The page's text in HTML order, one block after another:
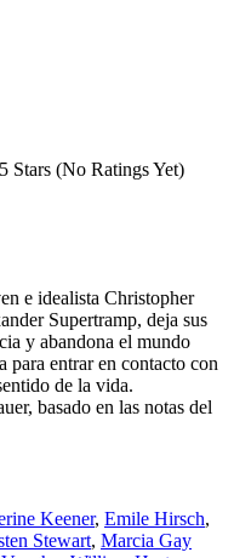
(No Ratings Yet)
e idealista Christopher
Supertramp, deja sus
y abandona el mundo
entrar en contacto con
de la vida.
basado en las notas del
Keener, Emile Hirsch,
Stewart, Marcia Gay